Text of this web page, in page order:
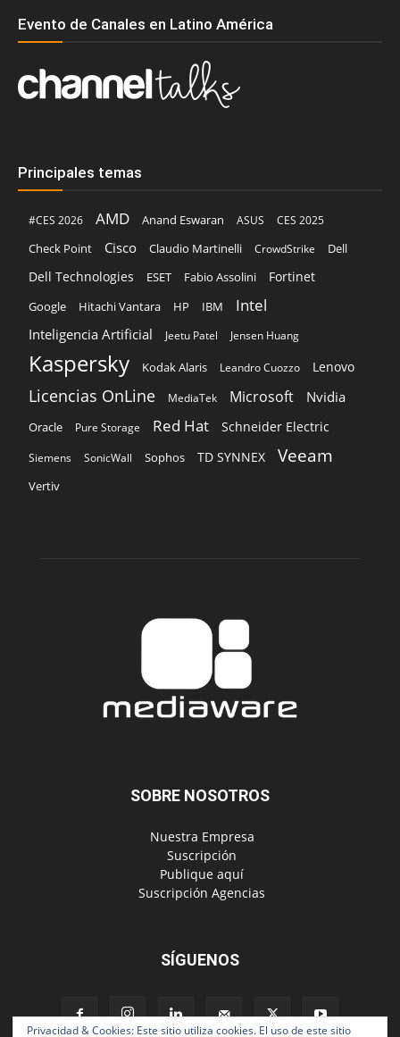
Evento de Canales en Latino América
Principales temas
#CES 2026 AMD Anand Eswaran ASUS
CES 2025
Check Point
Cisco Claudio Martinelli CrowdStrike Dell
Dell Technologies ESET Fabio Assolini Fortinet
Google Hitachi Vantara HP IBM Intel
Inteligencia Artificial Jeetu Patel Jensen Huang
Kaspersky Kodak Alaris Leandro Cuozzo Lenovo
Licencias OnLine MediaTek Microsoft Nvidia
Oracle Pure Storage Red Hat Schneider Electric
Siemens SonicWall Sophos TD SYNNEX Veeam
Vertiv
SOBRE NOSOTROS
‎ Nuestra Empresa
‎ Suscripción
‎ Publique aquí
‎ Suscripción Agencias
SÍGUENOS
Privacidad & Cookies: Este sitio utiliza cookies. El uso de este sitio